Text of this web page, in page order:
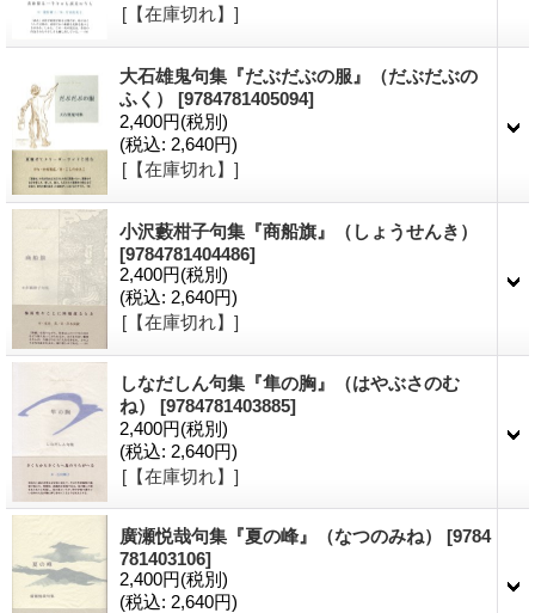
[【在庫切れ】]
大石雄鬼句集『だぶだぶの服』（だぶだぶの
ふく） [9784781405094]
2,400円(税別)
(税込: 2,640円)
[【在庫切れ】]
小沢藪柑子句集『商船旗』（しょうせんき）
[9784781404486]
2,400円(税別)
(税込: 2,640円)
[【在庫切れ】]
しなだしん句集『隼の胸』（はやぶさのむ
ね） [9784781403885]
2,400円(税別)
(税込: 2,640円)
[【在庫切れ】]
廣瀬悦哉句集『夏の峰』（なつのみね） [9784
781403106]
2,400円(税別)
(税込: 2,640円)